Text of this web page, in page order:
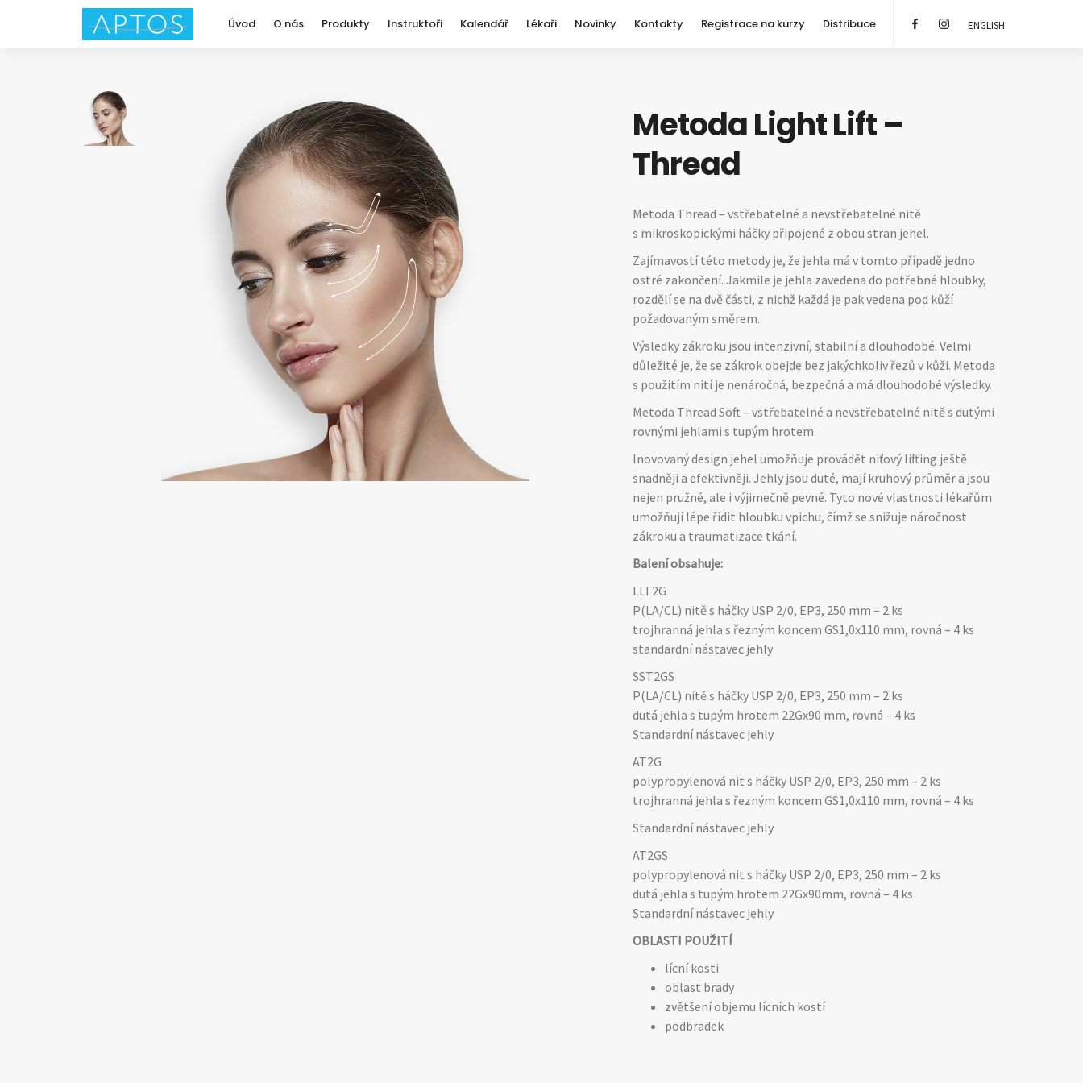
ENGLISH
Úvod O nás Produkty Instruktoři Kalendář Lékaři Novinky Kontakty Registrace na kurzy Distribuce
Metoda Light Lift –
Thread
Metoda Thread – vstřebatelné a nevstřebatelné nitě
s mikroskopickými háčky připojené z obou stran jehel.
Zajímavostí této metody je, že jehla má v tomto případě jedno
ostré zakončení. Jakmile je jehla zavedena do potřebné hloubky,
rozdělí se na dvě části, z nichž každá je pak vedena pod kůží
požadovaným směrem.
Výsledky zákroku jsou intenzivní, stabilní a dlouhodobé. Velmi
důležité je, že se zákrok obejde bez jakýchkoliv řezů v kůži. Metoda
s použitím nití je nenáročná, bezpečná a má dlouhodobé výsledky.
Metoda Thread Soft – vstřebatelné a nevstřebatelné nitě s dutými
rovnými jehlami s tupým hrotem.
Inovovaný design jehel umožňuje provádět niťový lifting ještě
snadněji a efektivněji. Jehly jsou duté, mají kruhový průměr a jsou
nejen pružné, ale i výjimečně pevné. Tyto nové vlastnosti lékařům
umožňují lépe řídit hloubku vpichu, čímž se snižuje náročnost
zákroku a traumatizace tkání.
Balení obsahuje:
LLT2G
P(LA/CL) nitě s háčky USP 2/0, EP3, 250 mm – 2 ks
trojhranná jehla s řezným koncem GS1,0x110 mm, rovná – 4 ks
standardní nástavec jehly
SST2GS
P(LA/CL) nitě s háčky USP 2/0, EP3, 250 mm – 2 ks
dutá jehla s tupým hrotem 22Gx90 mm, rovná – 4 ks
Standardní nástavec jehly
AT2G
polypropylenová nit s háčky USP 2/0, EP3, 250 mm – 2 ks
trojhranná jehla s řezným koncem GS1,0x110 mm, rovná – 4 ks
Standardní nástavec jehly
AT2GS
polypropylenová nit s háčky USP 2/0, EP3, 250 mm – 2 ks
dutá jehla s tupým hrotem 22Gx90mm, rovná – 4 ks
Standardní nástavec jehly
OBLASTI POUŽITÍ
lícní kosti
oblast brady
zvětšení objemu lícních kostí
podbradek